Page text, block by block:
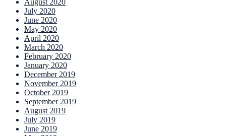
August 2020
July 2020
June 2020
May 2020
April 2020
March 2020
February 2020
January 2020
December 2019
November 2019
October 2019
September 2019
August 2019
July 2019
June 2019